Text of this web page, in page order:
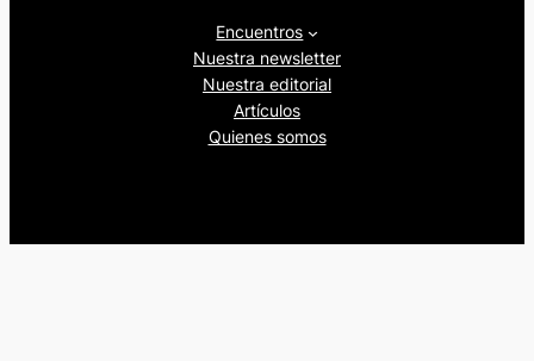
Encuentros
Nuestra newsletter
Nuestra editorial
Artículos
Quienes somos